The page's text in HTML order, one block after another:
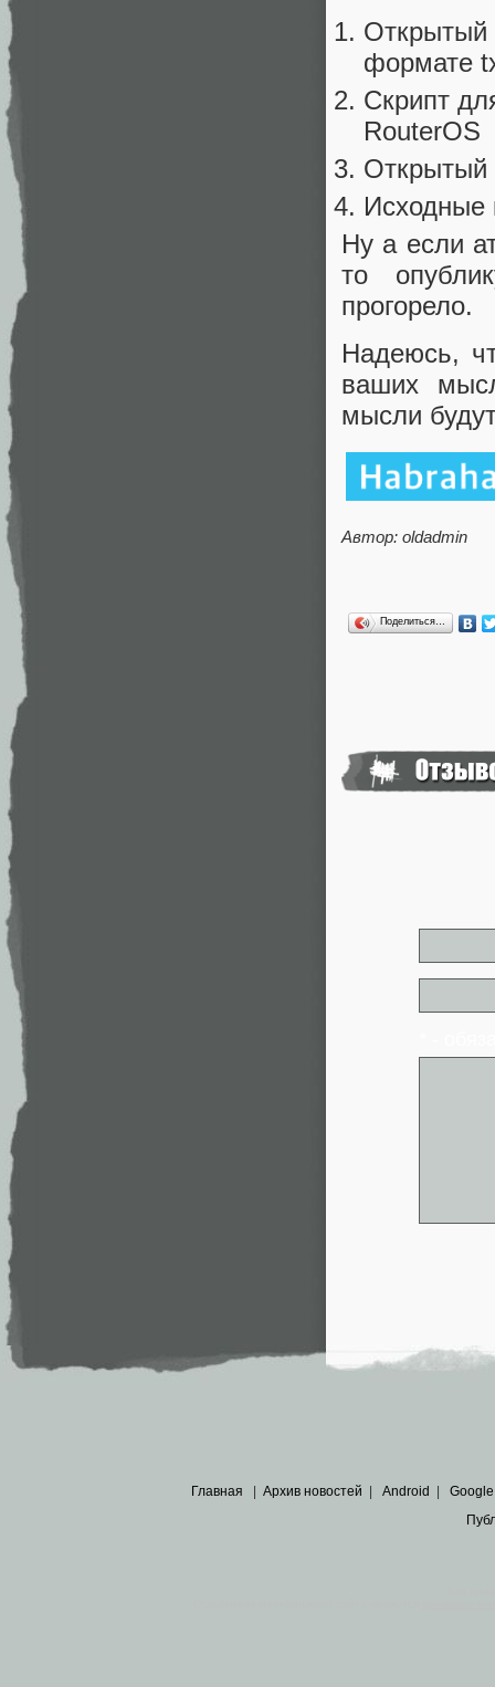
Открытый
формате
Скрипт
RouterOS
Открытый
Исходные
Ну а если
то
прогорело.
Надеюсь,
ваших
мысли
Автор: oldadmin
Поделиться…
Главная | Архив новостей | Android | Google